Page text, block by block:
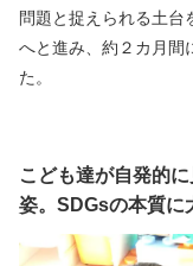
問題と捉えられる土台
へと進み、約２カ月間
た。
こども達が自発的
姿。SDGsの本質に